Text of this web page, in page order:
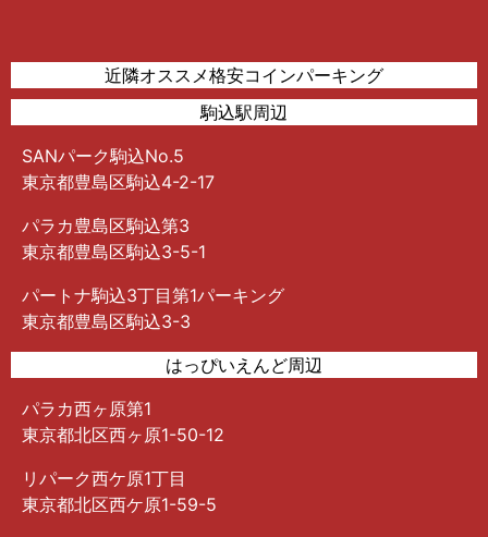
近隣オススメ格安コインパーキング
駒込駅周辺
SANパーク駒込No.5
東京都豊島区駒込4-2-17
パラカ豊島区駒込第3
東京都豊島区駒込3-5-1
パートナ駒込3丁目第1パーキング
東京都豊島区駒込3-3
はっぴいえんど周辺
パラカ西ヶ原第1
東京都北区西ヶ原1-50-12
リパーク西ケ原1丁目
東京都北区西ケ原1-59-5